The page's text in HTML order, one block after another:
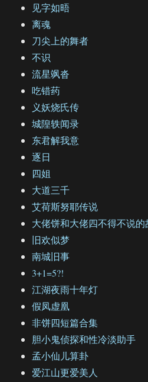
见字如晤
离魂
刀尖上的舞者
不识
流星飒沓
吃错药
义妖烧氏传
城隍轶闻录
东君解我意
逐日
四姐
大道三千
艾荷斯努耶传说
大佬饼和大佬四不得不说的
旧欢似梦
南城旧事
3+1=5?!
江湖夜雨十年灯
假凤虚凰
非饼四短篇合集
胆小鬼侦探和性冷淡助手
孟小仙儿算卦
爱江山更爱美人